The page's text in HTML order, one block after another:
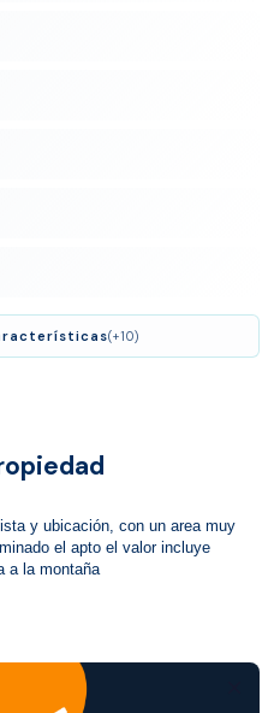
(+10)
y ubicación, con un area muy
el apto el valor incluye
a la montaña